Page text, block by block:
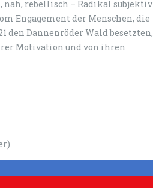
nah, rebellisch – Radikal subjektiv
Engagement der Menschen, die
den Dannenröder Wald besetzten,
Motivation und von ihren